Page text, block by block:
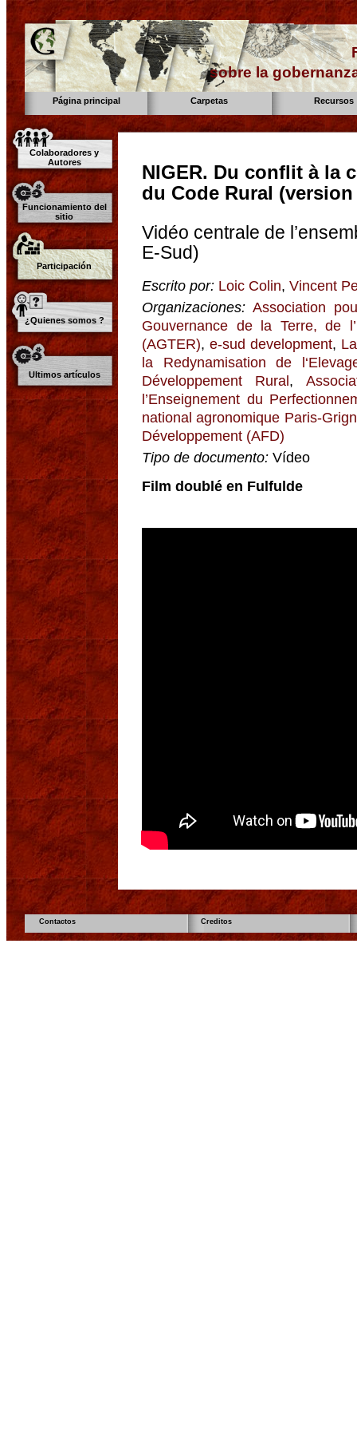
sobre la
Página principal Carpetas Recursos
Colaboradores y
Autores
Funcionamiento del
sitio
Participación
¿Quienes somos ?
Ultimos artículos
NIGER. Du conflit à la
du Code Rural (version
Vidéo centrale de
E-Sud)
Escrito por: Loic Colin, Vincent
Organizaciones: Association
Gouvernance de la Terre, de
(AGTER), e-sud development,
la Redynamisation de
Développement Rural,
l’Enseignement du
national agronomique Paris-
Développement (AFD)
Tipo de documento: Vídeo
Film doublé en Fulfulde
Contactos Creditos